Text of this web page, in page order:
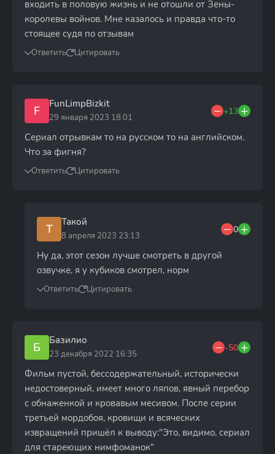
входить в половую жизнь и не отошли от Зены-
королевы войнов. Мне казалось и правда что-то
стоящее судя по отзывам
Ответить Цитировать
F FunLimpBizkit
29 января 2023 18:01
+13
Сериал отрывкам то на русском то на английском.
Что за фигня?
Ответить Цитировать
Т Такой
8 апреля 2023 23:13
0
Ну да, этот сезон лучше смотреть в другой
озвучке, я у кубиков смотрел, норм
Ответить Цитировать
Б Базилио
23 декабря 2022 16:35
-50
Фильм пустой, бессодержательный, исторически
недостоверный, имеет много ляпов, явный перебор
с обнаженкой и кровавым месивом. После серии
третьей мордобоя, кровищи и всяческих
извращений пришёл к выводу:"Это, видимо, сериал
для стареющих нимфоманок"